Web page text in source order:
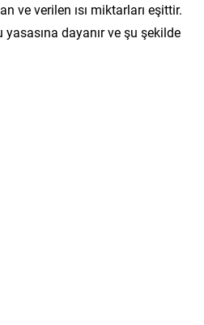
ve verilen ısı miktarları eşittir.
yasasına dayanır ve şu şekilde